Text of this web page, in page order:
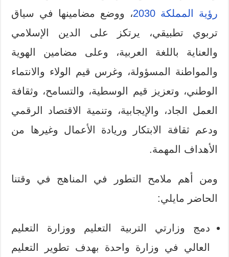
رؤية المملكة 2030
، ووضع مضامينها في سياق
تربوي تطبيقي، يرتكز على الدين الإسلامي
والعناية باللغة العربية، وعلى مضامين الهوية
والمواطنة المسؤولة، وغرس قيم الولاء والانتماء
الوطني، وتعزيز قيم الوسطية، والتسامح، وثقافة
العمل الجاد، والإيجابية، وتنمية الاقتصاد الرقمي
ودعم ثقافة الابتكار وريادة الأعمال وغيرها من
الأهداف المهمة.
ومن أهم ملامح التطور في المناهج في وقتنا
الحاضر مايلي:
دمج وزارتي التربية التعليم ووزارة التعليم
العالي في وزارة واحدة بهدف تطوير التعليم